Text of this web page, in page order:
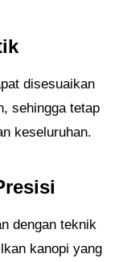
disesuaikan
sehingga tetap
keseluruhan.
dengan teknik
kanopi yang